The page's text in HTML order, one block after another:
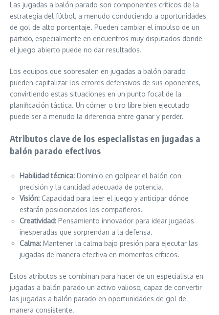
Las jugadas a balón parado son componentes críticos de la
estrategia del fútbol, a menudo conduciendo a oportunidades
de gol de alto porcentaje. Pueden cambiar el impulso de un
partido, especialmente en encuentros muy disputados donde
el juego abierto puede no dar resultados.
Los equipos que sobresalen en jugadas a balón parado
pueden capitalizar los errores defensivos de sus oponentes,
convirtiendo estas situaciones en un punto focal de la
planificación táctica. Un córner o tiro libre bien ejecutado
puede ser a menudo la diferencia entre ganar y perder.
Atributos clave de los especialistas en jugadas a
balón parado efectivos
Habilidad técnica: Dominio en golpear el balón con
precisión y la cantidad adecuada de potencia.
Visión: Capacidad para leer el juego y anticipar dónde
estarán posicionados los compañeros.
Creatividad: Pensamiento innovador para idear jugadas
inesperadas que sorprendan a la defensa.
Calma: Mantener la calma bajo presión para ejecutar las
jugadas de manera efectiva en momentos críticos.
Estos atributos se combinan para hacer de un especialista en
jugadas a balón parado un activo valioso, capaz de convertir
las jugadas a balón parado en oportunidades de gol de
manera consistente.